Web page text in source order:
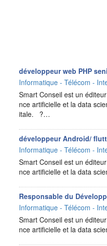
développeur web PHP
Informatique - Télécom -
Smart Conseil est un
nce artificielle et la data
itale. ?…
développeur Android/
Informatique - Télécom -
Smart Conseil est un
nce artificielle et la data
Responsable du
Informatique - Télécom -
Smart Conseil est un
nce artificielle et la data